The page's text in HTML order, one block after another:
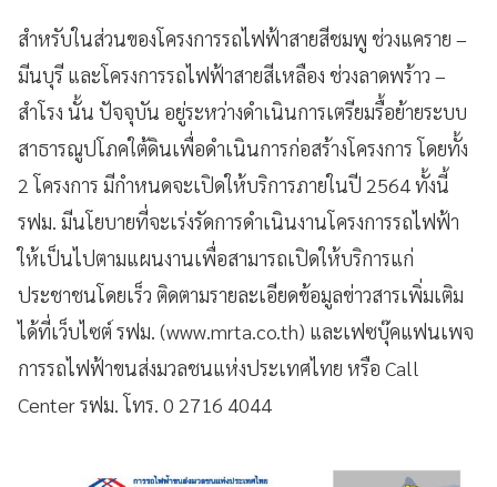
สำหรับในส่วนของโครงการรถไฟฟ้าสายสีชมพู ช่วงแคราย –
มีนบุรี และโครงการรถไฟฟ้าสายสีเหลือง ช่วงลาดพร้าว –
สำโรง นั้น ปัจจุบัน อยู่ระหว่างดำเนินการเตรียมรื้อย้ายระบบ
สาธารณูปโภคใต้ดินเพื่อดำเนินการก่อสร้างโครงการ โดยทั้ง
2 โครงการ มีกำหนดจะเปิดให้บริการภายในปี 2564 ทั้งนี้
รฟม. มีนโยบายที่จะเร่งรัดการดำเนินงานโครงการรถไฟฟ้า
ให้เป็นไปตามแผนงานเพื่อสามารถเปิดให้บริการแก่
ประชาชนโดยเร็ว ติดตามรายละเอียดข้อมูลข่าวสารเพิ่มเติม
ได้ที่เว็บไซต์ รฟม. (www.mrta.co.th) และเฟซบุ๊คแฟนเพจ
การรถไฟฟ้าขนส่งมวลชนแห่งประเทศไทย หรือ Call
Center รฟม. โทร. 0 2716 4044